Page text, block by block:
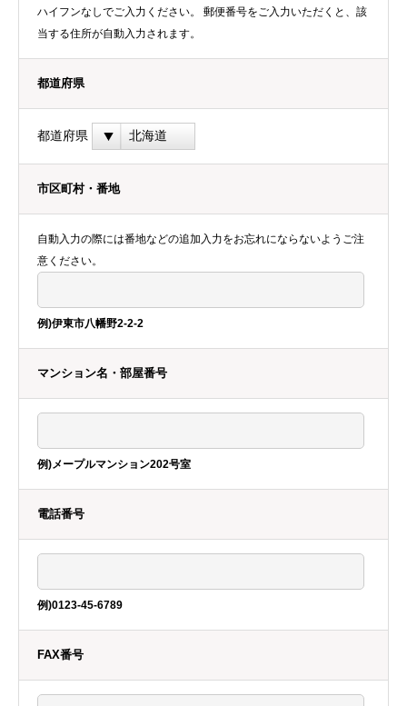
ハイフンなしでご入力ください。 郵便番号をご入力いただくと、該
当する住所が自動入力されます。
都道府県
都道府県
市区町村・番地
自動入力の際には番地などの追加入力をお忘れにならないようご注
意ください。
例)伊東市八幡野2-2-2
マンション名・部屋番号
例)メープルマンション202号室
電話番号
例)0123-45-6789
FAX番号